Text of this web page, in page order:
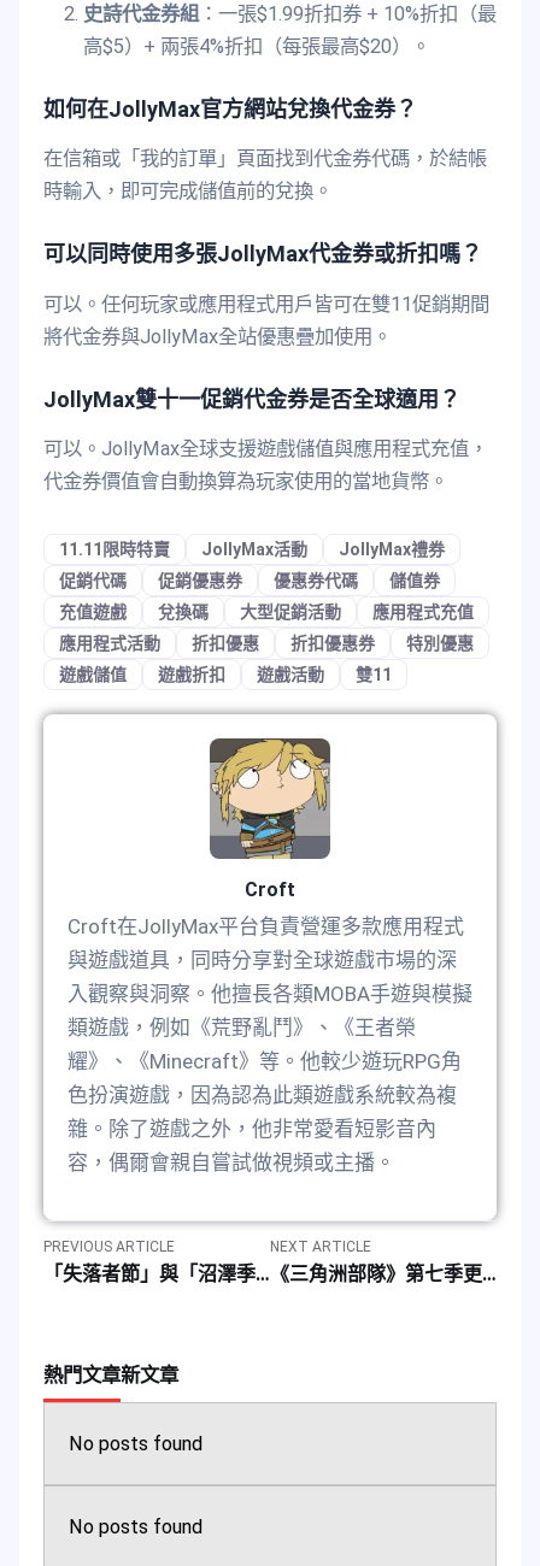
史詩代金券組：一張$1.99折扣券 + 10%折扣（最
高$5）+ 兩張4%折扣（每張最高$20）。
如何在JollyMax官方網站兌換代金券？
在信箱或「我的訂單」頁面找到代金券代碼，於結帳
時輸入，即可完成儲值前的兌換。
可以同時使用多張JollyMax代金券或折扣嗎？
可以。任何玩家或應用程式用戶皆可在雙11促銷期間
將代金券與JollyMax全站優惠疊加使用。
JollyMax雙十一促銷代金券是否全球適用？
可以。JollyMax全球支援遊戲儲值與應用程式充值，
代金券價值會自動換算為玩家使用的當地貨幣。
11.11限時特賣 JollyMax活動
JollyMax禮券
促銷代碼
促銷優惠券 優惠券代碼
儲值券
充值遊戲
兌換碼 大型促銷活動
應用程式充值
應用程式活動
折扣優惠 折扣優惠券
特別優惠
遊戲儲值
遊戲折扣 遊戲活動 雙11
Croft
Croft在JollyMax平台負責營運多款應用程式
與遊戲道具，同時分享對全球遊戲市場的深
入觀察與洞察。他擅長各類MOBA手遊與模擬
類遊戲，例如《荒野亂鬥》、《王者榮
耀》、《Minecraft》等。他較少遊玩RPG角
色扮演遊戲，因為認為此類遊戲系統較為複
雜。除了遊戲之外，他非常愛看短影音內
容，偶爾會親自嘗試做視頻或主播。
PREVIOUS ARTICLE
「失落者節」與「沼澤季」活動獎勵《天命：群星》遊戲儲值折扣
NEXT ARTICLE
《三角洲部隊》第七季更新：新增特勤幹員、遊戲地圖、武器系統
熱門文章新文章
No posts found
No posts found